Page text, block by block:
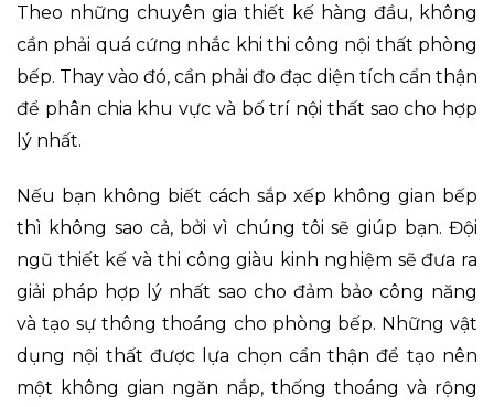
Theo những chuyên gia thiết kế hàng đầu, không
cần phải quá cứng nhắc khi thi công nội thất phòng
bếp. Thay vào đó, cần phải đo đạc diện tích cẩn thận
để phân chia khu vực và bố trí nội thất sao cho hợp
lý nhất.
Nếu bạn không biết cách sắp xếp không gian bếp
thì không sao cả, bởi vì chúng tôi sẽ giúp bạn. Đội
ngũ thiết kế và thi công giàu kinh nghiệm sẽ đưa ra
giải pháp hợp lý nhất sao cho đảm bảo công năng
và tạo sự thông thoáng cho phòng bếp. Những vật
dụng nội thất được lựa chọn cẩn thận để tạo nên
một không gian ngăn nắp, thống thoáng và rộng